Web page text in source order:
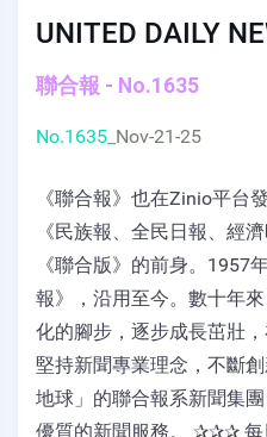
UNITED DAILY
聯合報 - No.1635
No.1635_ Nov-21-25
《聯合報》也在Zinio平台
《民族報、全民日報、經
《聯合版》的前身。1957
報》，沿用至今。數十年
化的腳步，逐步成長茁壯
堅持新聞專業理念，不斷
地球」的聯合報系新聞集
優質的新聞服務。 ✰✰✰ 每